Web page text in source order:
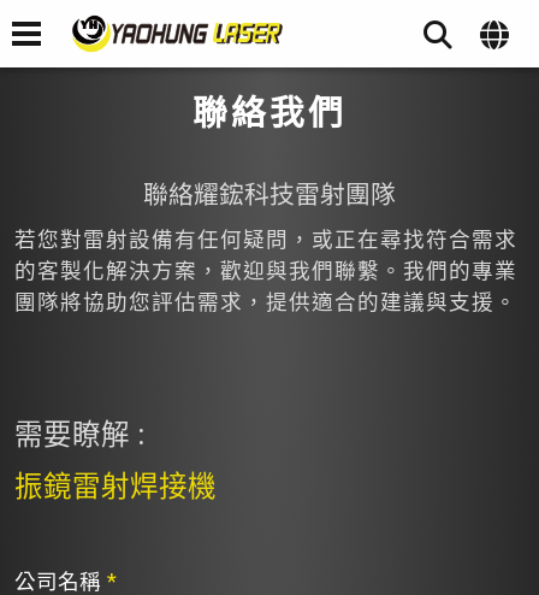
聯絡我們
聯絡耀鋐科技雷射團隊
若您對雷射設備有任何疑問，或正在尋找符合需求
的客製化解決方案，歡迎與我們聯繫。我們的專業
團隊將協助您評估需求，提供適合的建議與支援。
需要瞭解 :
振鏡雷射焊接機
公司名稱 *